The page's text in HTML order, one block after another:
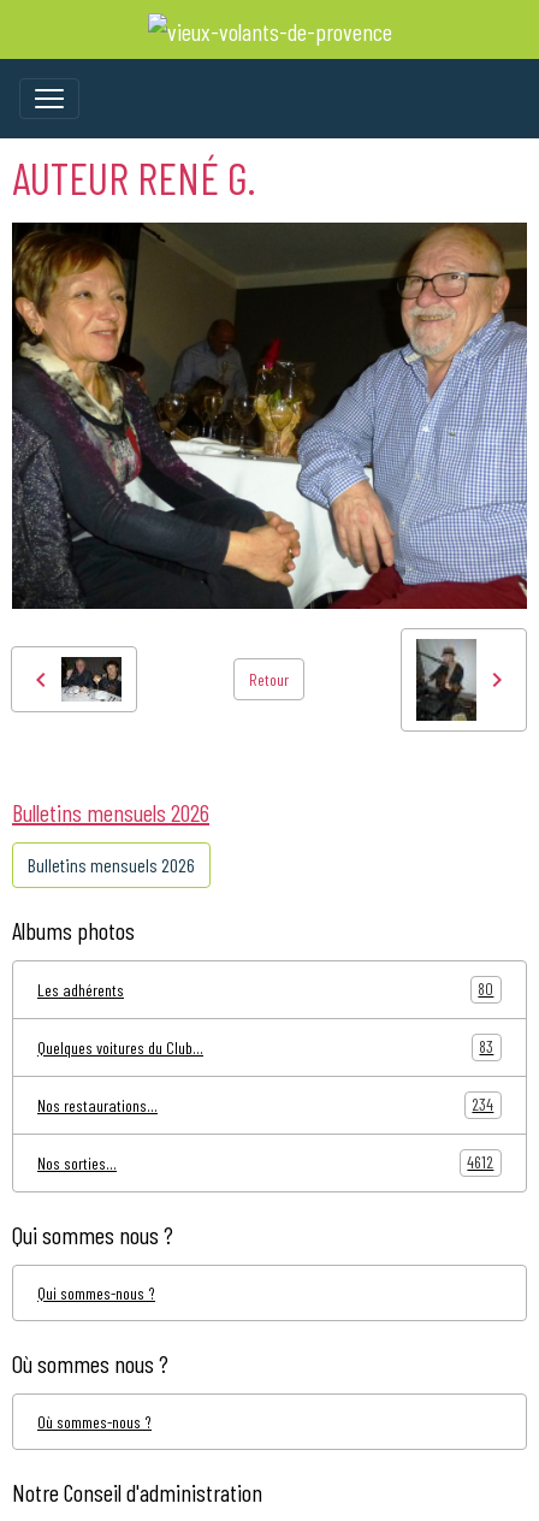
AUTEUR RENÉ G.
Retour
Bulletins mensuels 2026
Bulletins mensuels 2026
Albums photos
Les adhérents 80
Quelques voitures du Club... 83
Nos restaurations... 234
Nos sorties... 4612
Qui sommes nous ?
Qui sommes-nous ?
Où sommes nous ?
Où sommes-nous ?
Notre Conseil d'administration